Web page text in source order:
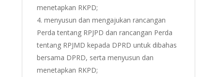
menetapkan RKPD;
menyusun dan mengajukan rancangan
Perda tentang RPJPD dan rancangan Perda
tentang RPJMD kepada DPRD untuk dibahas
bersama DPRD, serta menyusun dan
menetapkan RKPD;